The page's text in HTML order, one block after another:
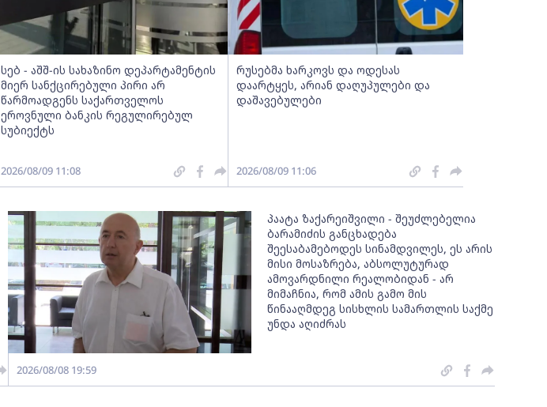
სებ - აშშ-ის სახაზინო დეპარტამენტის
მიერ სანქცირებული პირი არ
წარმოადგენს საქართველოს
ეროვნული ბანკის რეგულირებულ
სუბიექტს
2026/08/09 11:08
რუსებმა ხარკოვს და ოდესას
დაარტყეს, არიან დაღუპულები და
დაშავებულები
2026/08/09 11:06
პაატა ზაქარეიშვილი - შეუძლებელია
ბარამიძის განცხადება
შეესაბამებოდეს სინამდვილეს, ეს არის
მისი მოსაზრება, აბსოლუტურად
ამოვარდნილი რეალობიდან - არ
მიმაჩნია, რომ ამის გამო მის
წინააღმდეგ სისხლის სამართლის საქმე
უნდა აღიძრას
2026/08/08 19:59